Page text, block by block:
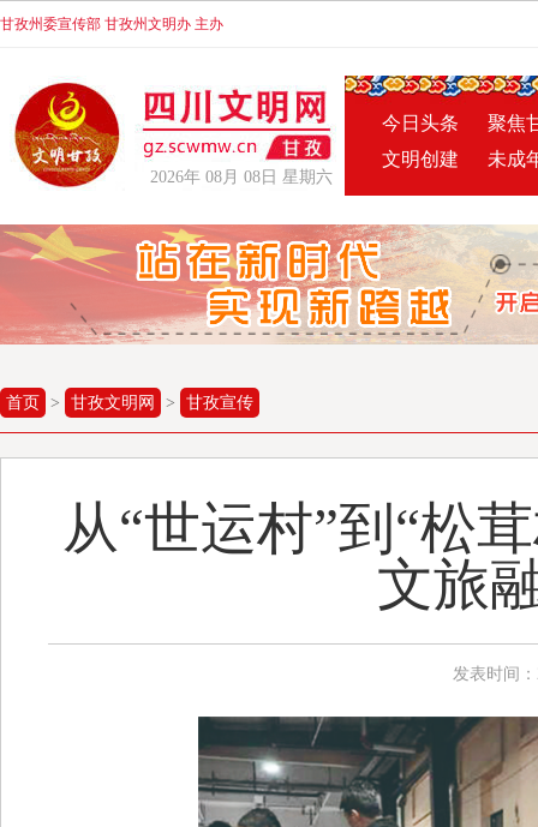
甘孜州委宣传部 甘孜州文明办 主办
2026年 08月 08日 星期六
今日头条
聚焦
文明创建
未成
首页 > 甘孜文明网 > 甘孜宣传
从“世运村”到“松
文旅
发表时间